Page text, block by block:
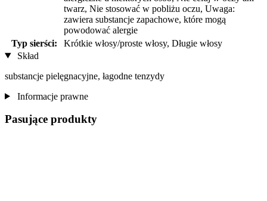
twarz, Nie stosować w pobliżu oczu, Uwaga:
zawiera substancje zapachowe, które mogą
powodować alergie
Typ sierści:
Krótkie włosy/proste włosy, Długie włosy
Skład
substancje pielęgnacyjne, łagodne tenzydy
Informacje prawne
Pasujące produkty